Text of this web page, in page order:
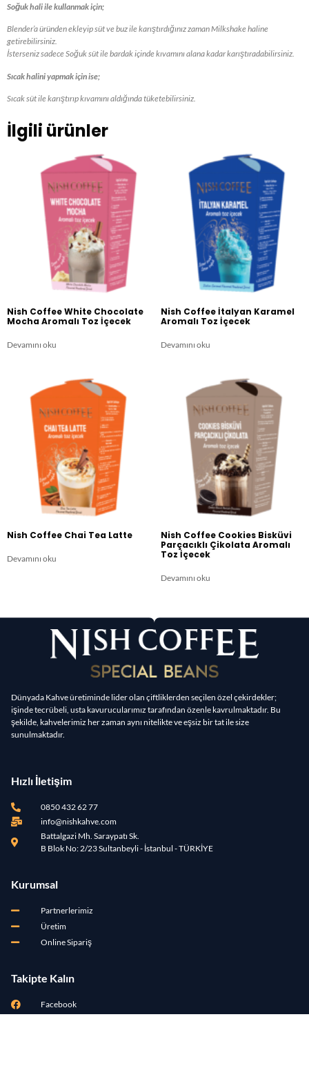
Soğuk hali ile kullanmak için;
Blender’a üründen ekleyip süt ve buz ile karıştırdığınız zaman Milkshake haline
getirebilirsiniz.
İsterseniz sadece Soğuk süt ile bardak içinde kıvamını alana kadar karıştıradabilirsiniz.
Sıcak halini yapmak için ise;
Sıcak süt ile karıştırıp kıvamını aldığında tüketebilirsiniz.
İlgili ürünler
Nish Coffee White Chocolate
Mocha Aromalı Toz İçecek
Devamını oku
Nish Coffee İtalyan Karamel
Aromalı Toz İçecek
Devamını oku
Nish Coffee Chai Tea Latte
Devamını oku
Nish Coffee Cookies Bisküvi
Parçacıklı Çikolata Aromalı
Toz İçecek
Devamını oku
Dünyada Kahve üretiminde lider olan çiftliklerden seçilen özel çekirdekler;
işinde tecrübeli, usta kavurucularımız tarafından özenle kavrulmaktadır. Bu
şekilde, kahvelerimiz her zaman aynı nitelikte ve eşsiz bir tat ile size
sunulmaktadır.
Hızlı İletişim
0850 432 62 77
info@nishkahve.com
Battalgazi Mh. Saraypatı Sk.
B Blok No: 2/23 Sultanbeyli - İstanbul - TÜRKİYE
Kurumsal
Partnerlerimiz
Üretim
Online Sipariş
Takipte Kalın
Facebook